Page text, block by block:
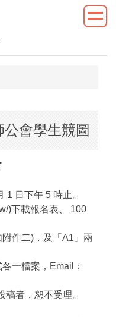
會學生競圖
1 日下午 5 時止。
)下載報名表、 100
件二)，及「A1」兩
一檔案，Email：
者，恕不受理。